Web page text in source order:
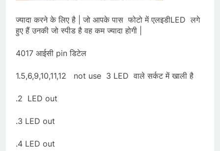
ज्यादा करने के लिए है | जो आपके पास फोटो में एलइडीLED लगे
हुए हैं उनकी जो स्पीड है वह कम ज्यादा होगी |
4017 आईसी pin डिटेल
1.5,6,9,10,11,12 not use 3 LED वाले सर्कट में खाली है
.2 LED out
.3 LED out
.4 LED out